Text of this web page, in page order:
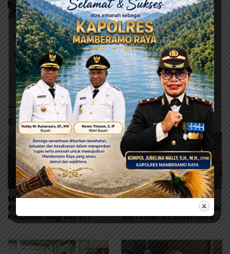
# Biak Numfor # Masyarakat Adat
# Warbon
#LAPAN
Tolak Pembangunan
Baca Juga
MRP Tegaskan Dukungan
Papua Utara: “Ini Soal
Keadilan bagi Saireri”
Warisan Leluhur Pulang
ke Papua, Ribuan Artefak
dari Amerika Diserahkan
ke Museum Uncen